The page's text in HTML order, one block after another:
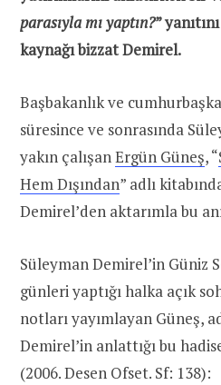
parasıyla mı yaptın?”
kaynağı bizzat Demirel.
Başbakanlık ve
süresince ve sonrasında
yakın çalışanErgün Güneş, “
Hem Dışından” adlı
Demirel’den aktarımla bu
Süleyman Demirel’in Güniz
günleri yaptığı halka açık
notları yayımlayan Güneş,
Demirel’in anlattığı bu
(2006. Desen Ofset. Sf: 138):